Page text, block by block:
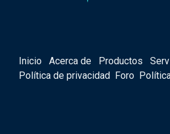
Inicio Acerca de Productos
Política de privacidad
Foro